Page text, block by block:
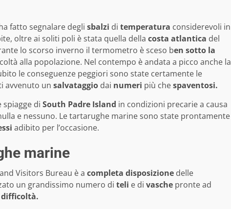
fatto segnalare degli sbalzi di temperatura considerevoli in
oltre ai soliti poli è stata quella della costa atlantica del
lo scorso inverno il termometro è sceso ben sotto la
alla popolazione. Nel contempo è andata a picco anche la
le conseguenze peggiori sono state certamente le
avvenuto un salvataggio dai numeri più chespaventosi.
di South Padre Island in condizioni precarie a causa
e nessuno. Le tartarughe marine sono state prontamente
adibito per l’occasione.
marine
Visitors Bureau è a completa disposizione delle
un grandissimo numero di teli e di vasche pronte ad
difficoltà.